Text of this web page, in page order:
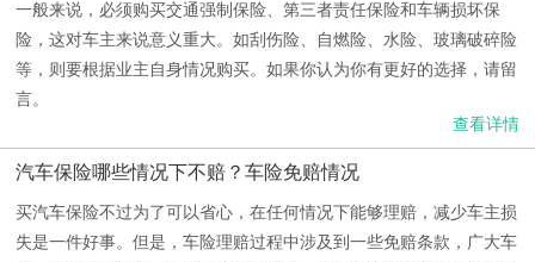
一般来说，必须购买交通强制保险、第三者责任保险和车辆损坏保
险，这对车主来说意义重大。如刮伤险、自燃险、水险、玻璃破碎险
等，则要根据业主自身情况购买。如果你认为你有更好的选择，请留
言。
查看详情
汽车保险哪些情况下不赔？车险免赔情况
买汽车保险不过为了可以省心，在任何情况下能够理赔，减少车主损
失是一件好事。但是，车险理赔过程中涉及到一些免赔条款，广大车